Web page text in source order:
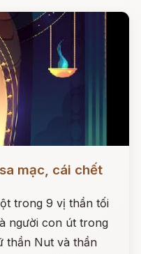
mạc, cái chết
trong 9 vị thần tối
người con út trong
thần Nut và thần